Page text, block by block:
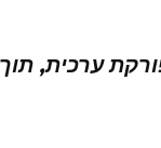
ערכית,